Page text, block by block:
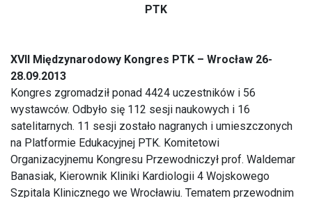
PTK
XVII Międzynarodowy Kongres PTK – Wrocław 26-
28.09.2013
Kongres zgromadził ponad 4424 uczestników i 56
wystawców. Odbyło się 112 sesji naukowych i 16
satelitarnych. 11 sesji zostało nagranych i umieszczonych
na Platformie Edukacyjnej PTK. Komitetowi
Organizacyjnemu Kongresu Przewodniczył prof. Waldemar
Banasiak, Kierownik Kliniki Kardiologii 4 Wojskowego
Szpitala Klinicznego we Wrocławiu. Tematem przewodnim